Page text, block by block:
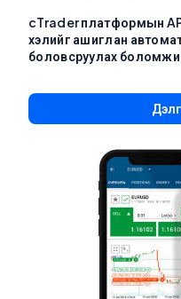
cTrader платформын
хэлийг ашиглан
боловсруулах